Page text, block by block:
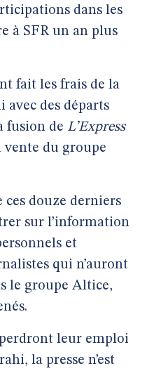
dans les
à SFR un an plus
fait les frais de la
des départs
fusion de L’Express
vente du groupe
douze derniers
sur l’information
et
qui n’auront
le groupe Altice,
leur emploi
la presse n’est